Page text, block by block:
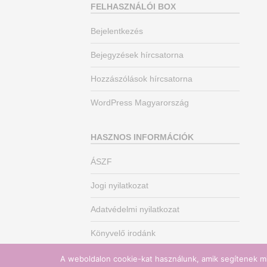
FELHASZNÁLÓI BOX
Bejelentkezés
Bejegyzések hírcsatorna
Hozzászólások hírcsatorna
WordPress Magyarország
HASZNOS INFORMÁCIÓK
ÁSZF
Jogi nyilatkozat
Adatvédelmi nyilatkozat
Könyvelő irodánk
A weboldalon cookie-kat használunk, amik segítenek